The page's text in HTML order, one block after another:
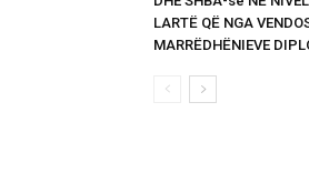
LARTË QË NGA
MARRËDHËNIEVE